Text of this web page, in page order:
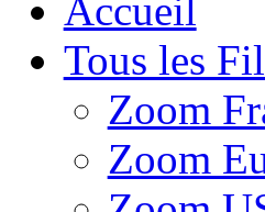
Accueil
Tous les
Zoom
Zoom